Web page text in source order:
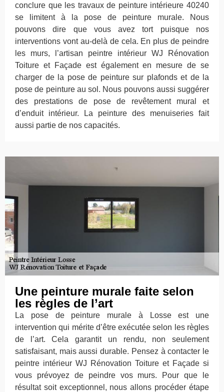
conclure que les travaux de peinture intérieure 40240
se limitent à la pose de peinture murale. Nous
pouvons dire que vous avez tort puisque nos
interventions vont au-delà de cela. En plus de peindre
les murs, l’artisan peintre intérieur WJ Rénovation
Toiture et Façade est également en mesure de se
charger de la pose de peinture sur plafonds et de la
pose de peinture au sol. Nous pouvons aussi suggérer
des prestations de pose de revêtement mural et
d’enduit intérieur. La peinture des menuiseries fait
aussi partie de nos capacités.
Une peinture murale faite selon
les règles de l’art
La pose de peinture murale à Losse est une
intervention qui mérite d’être exécutée selon les règles
de l’art. Cela garantit un rendu, non seulement
satisfaisant, mais aussi durable. Pensez à contacter le
peintre intérieur WJ Rénovation Toiture et Façade si
vous prévoyez de peindre vos murs. Pour que le
résultat soit exceptionnel, nous allons procéder étape